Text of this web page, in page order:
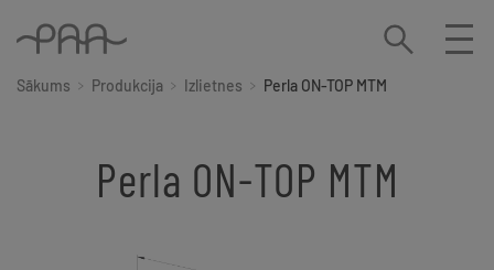
Sākums Produkcija Izlietnes Perla ON-TOP MTM
Perla ON-TOP MTM